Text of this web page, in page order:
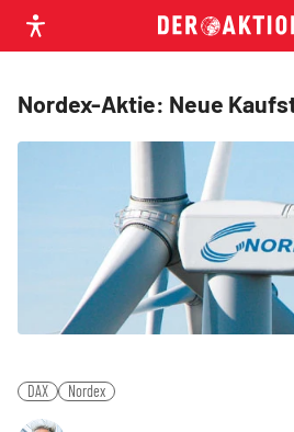
Nordex-Aktie: Neue
DAX Nordex